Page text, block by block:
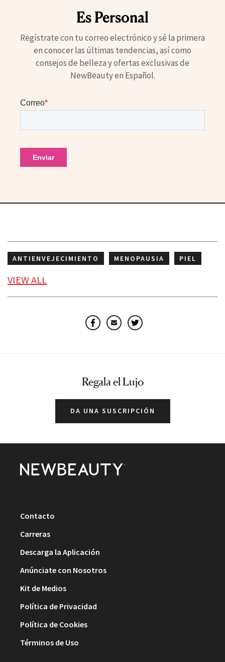
Es Personal
Regístrate con tu correo electrónico y sé la primera
en conocer las últimas tendencias, así como
consejos de belleza y ofertas exclusivas de
NewBeauty en Español.
ANTIENVEJECIMIENTO MENOPAUSIA
PIEL
TRATAMIENTO
VIEWALL
Facebook
EmailTwitter
Regala el Lujo
DA UNA SUSCRIPCIÓN
Contacto
Carreras
Descarga la Aplicación
Anúnciate con Nosotros
Kit de Medios
Política de Privacidad
Política de Cookies
Términos de Uso